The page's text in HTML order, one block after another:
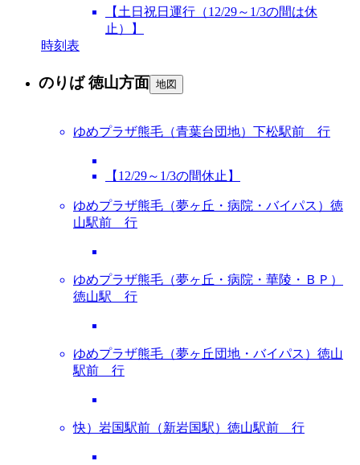
【土日祝日運行（12/29～1/3の間は休
止）】
時刻表
のりば 徳山方面 地図
ゆめプラザ熊毛（青葉台団地）下松駅前 行
【12/29～1/3の間休止】
ゆめプラザ熊毛（夢ヶ丘・病院・バイパス）徳
山駅前 行
ゆめプラザ熊毛（夢ヶ丘・病院・華陵・ＢＰ）
徳山駅 行
ゆめプラザ熊毛（夢ヶ丘団地・バイパス）徳山
駅前 行
快）岩国駅前（新岩国駅）徳山駅前 行